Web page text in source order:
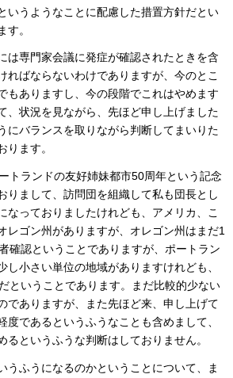
いうようなことに配慮した措置方針だとい
す。
は専門家会議に発症が確認されたときを含
ればならないわけでありますが、今のとこ
もありますし、今の段階でこれはやめます
、状況を見ながら、先ほど申し上げました
にバランスを取りながら判断してまいりた
ります。
トランドの友好姉妹都市50周年という記念
りまして、訪問団を組織して私も団長とし
なっておりましたけれども、アメリカ、こ
レゴン州がありますが、オレゴン州はまだ1
確認ということでありますが、ポートラン
し小さい単位の地域がありますけれども、
ということであります。まだ比較的少ない
でありますが、また先ほど来、申し上げて
度であるというふうなことも含めまして、
るというふうな判断はしておりません。
うふうになるのかということについて、ま